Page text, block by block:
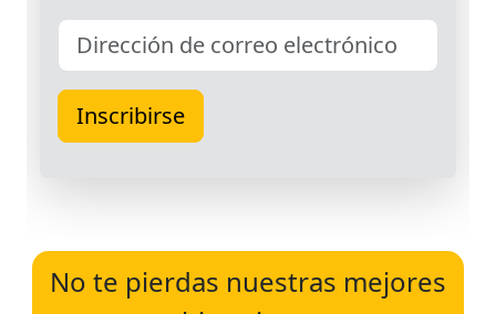
No te pierdas nuestras mejores